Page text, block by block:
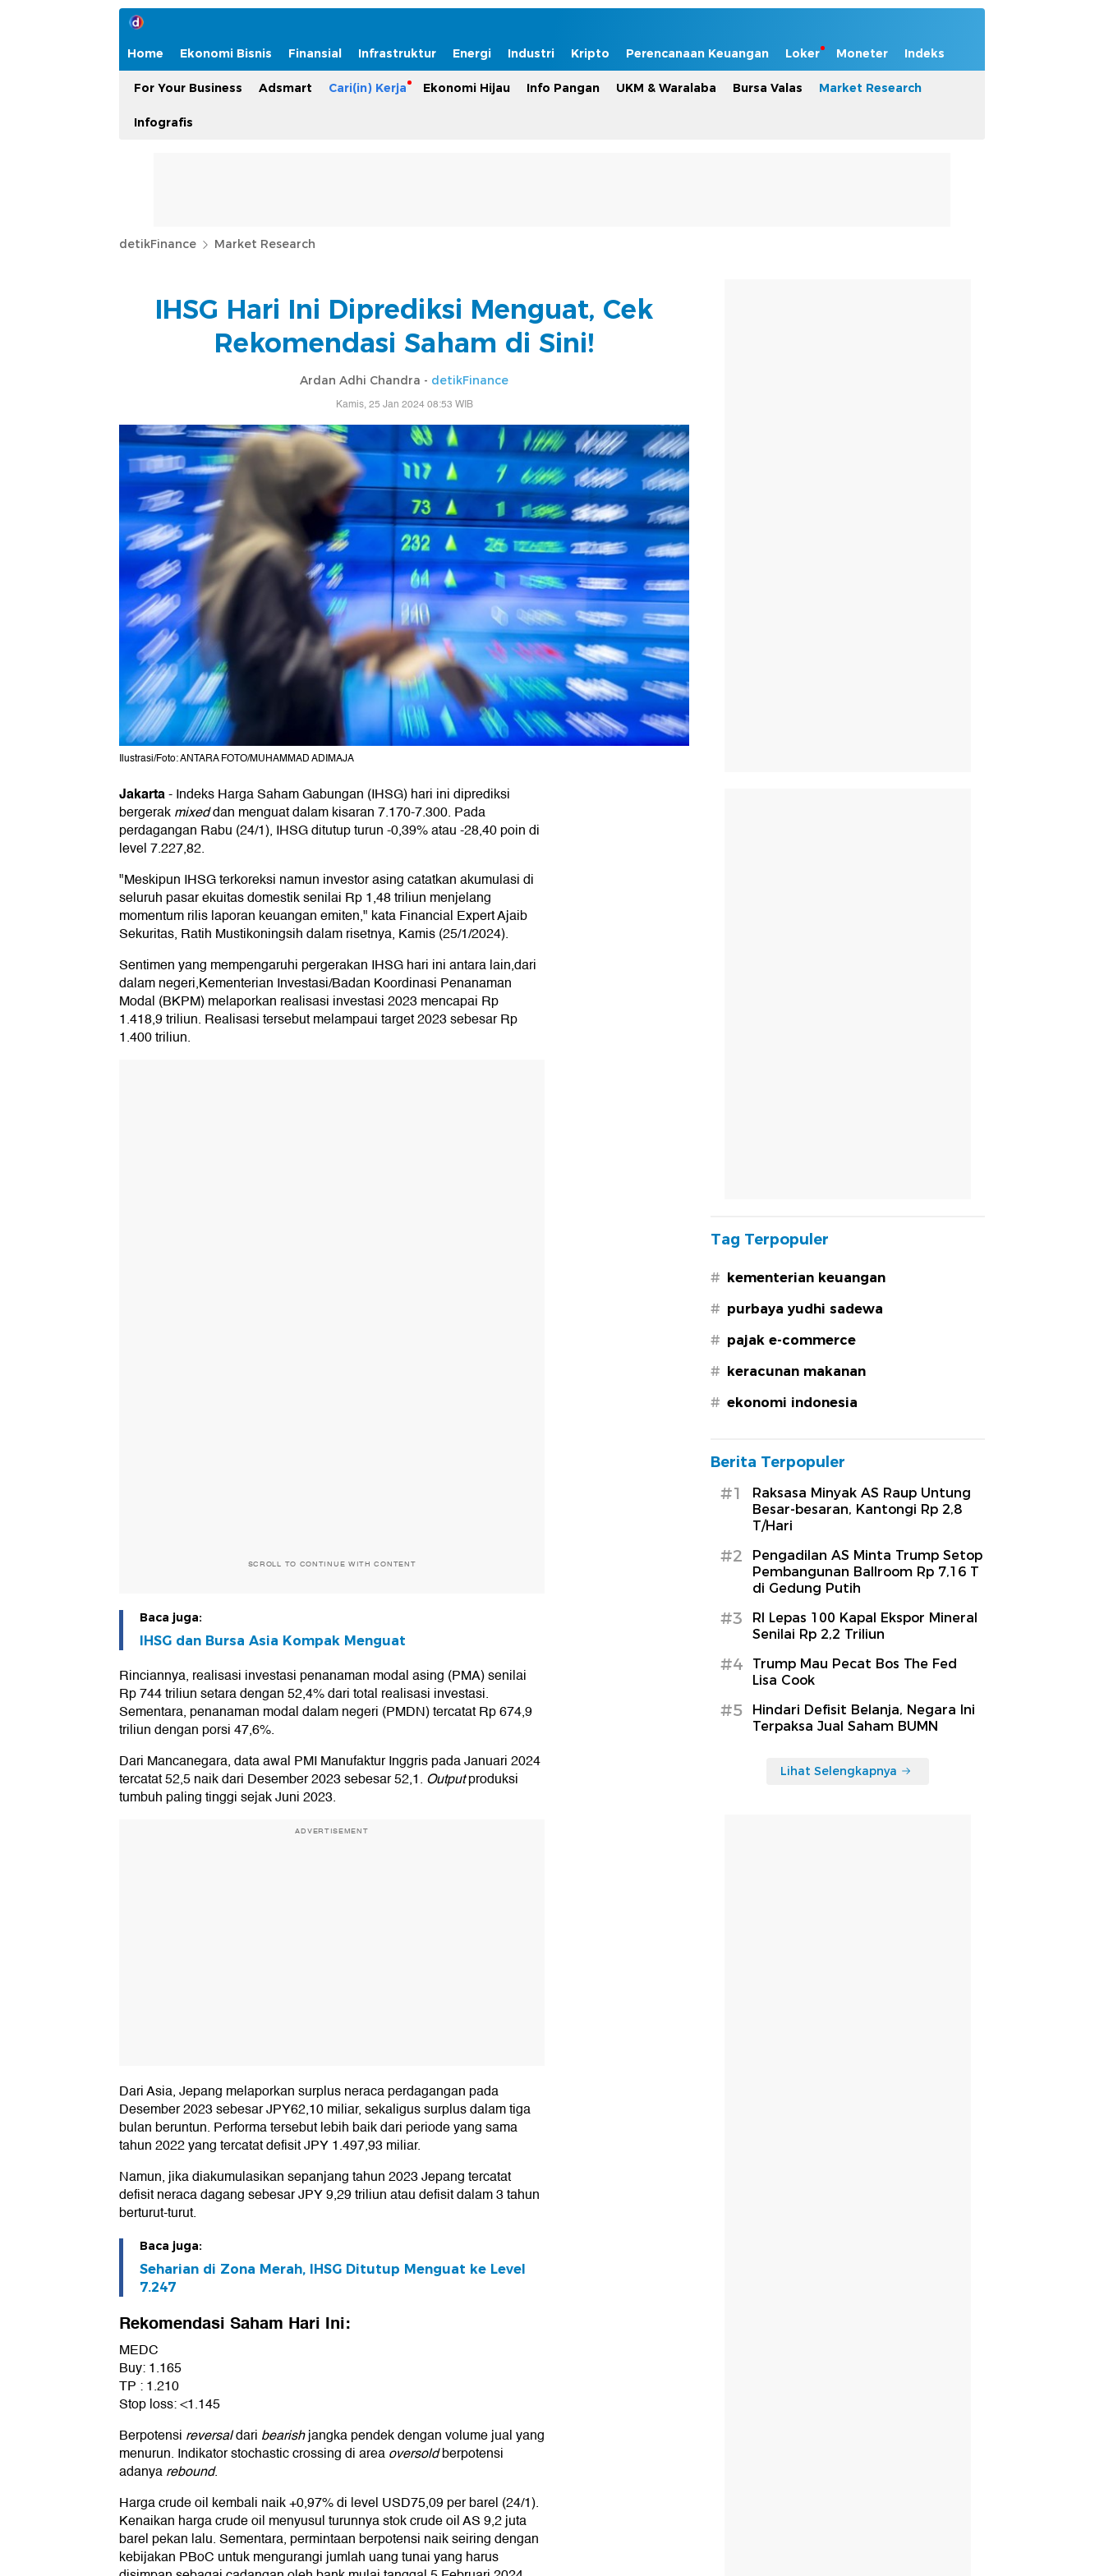
Home Ekonomi Bisnis Finansial Infrastruktur Energi Industri Kripto Perencanaan Keuangan Loker Moneter Indeks
For Your Business Adsmart Cari(in) Kerja Ekonomi Hijau Info Pangan UKM & Waralaba Bursa Valas Market Research
Infografis
detikFinance Market Research
IHSG Hari Ini Diprediksi Menguat, Cek
Rekomendasi Saham di Sini!
Ardan Adhi Chandra - detikFinance
Kamis, 25 Jan 2024 08:53 WIB
Ilustrasi/Foto: ANTARA FOTO/MUHAMMAD ADIMAJA
Jakarta-Indeks Harga Saham Gabungan (IHSG) hari ini diprediksi
bergerakmixeddan menguat dalam kisaran 7.170-7.300. Pada
perdagangan Rabu (24/1), IHSG ditutup turun -0,39% atau -28,40 poin di
level 7.227,82.
"Meskipun IHSG terkoreksi namun investor asing catatkan akumulasi di
seluruh pasar ekuitas domestik senilai Rp 1,48 triliun menjelang
momentum rilis laporan keuangan emiten," kata Financial Expert Ajaib
Sekuritas, Ratih Mustikoningsih dalam risetnya, Kamis (25/1/2024).
Sentimen yang mempengaruhi pergerakan IHSG hari ini antara lain,dari
dalam negeri,Kementerian Investasi/Badan Koordinasi Penanaman
Modal (BKPM) melaporkan realisasi investasi 2023 mencapai Rp
1.418,9 triliun. Realisasi tersebut melampaui target 2023 sebesar Rp
1.400 triliun.
SCROLL TO CONTINUE WITH CONTENT
Baca juga:
IHSG dan Bursa Asia Kompak Menguat
Rinciannya, realisasi investasi penanaman modal asing (PMA) senilai
Rp 744 triliun setara dengan 52,4% dari total realisasi investasi.
Sementara, penanaman modal dalam negeri (PMDN) tercatat Rp 674,9
triliun dengan porsi 47,6%.
Dari Mancanegara, data awal PMI Manufaktur Inggris pada Januari 2024
tercatat 52,5 naik dari Desember 2023 sebesar 52,1. Outputproduksi
tumbuh paling tinggi sejak Juni 2023.
ADVERTISEMENT
Dari Asia, Jepang melaporkan surplus neraca perdagangan pada
Desember 2023 sebesar JPY62,10 miliar, sekaligus surplus dalam tiga
bulan beruntun. Performa tersebut lebih baik dari periode yang sama
tahun 2022 yang tercatat defisit JPY 1.497,93 miliar.
Namun, jika diakumulasikan sepanjang tahun 2023 Jepang tercatat
defisit neraca dagang sebesar JPY 9,29 triliun atau defisit dalam 3 tahun
berturut-turut.
Baca juga:
Seharian di Zona Merah, IHSG Ditutup Menguat ke Level
7.247
Rekomendasi Saham Hari Ini:
MEDC
Buy: 1.165
TP : 1.210
Stop loss: <1.145
Berpotensi reversaldari bearishjangka pendek dengan volume jual yang
menurun. Indikator stochastic crossing di areaoversoldberpotensi
adanyarebound.
Harga crude oil kembali naik +0,97% di level USD75,09 per barel (24/1).
Kenaikan harga crude oil menyusul turunnya stok crude oil AS 9,2 juta
barel pekan lalu. Sementara, permintaan berpotensi naik seiring dengan
kebijakan PBoC untuk mengurangi jumlah uang tunai yang harus
Tag Terpopuler
# kementerian keuangan
# purbaya yudhi sadewa
# pajak e-commerce
# keracunan makanan
# ekonomi indonesia
Berita Terpopuler
#1
Raksasa Minyak AS Raup Untung
Besar-besaran, Kantongi Rp 2,8
T/Hari
#2
Pengadilan AS Minta Trump Setop
Pembangunan Ballroom Rp 7,16 T
di Gedung Putih
#3
RI Lepas 100 Kapal Ekspor Mineral
Senilai Rp 2,2 Triliun
#4
Trump Mau Pecat Bos The Fed
Lisa Cook
#5
Hindari Defisit Belanja, Negara Ini
Terpaksa Jual Saham BUMN
Lihat Selengkapnya